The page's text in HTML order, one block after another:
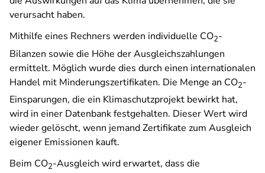
verursacht haben.
Mithilfe eines Rechners werden individuelle CO2-
Bilanzen sowie die Höhe der Ausgleichszahlungen
ermittelt. Möglich wurde dies durch einen internationalen
Handel mit Minderungszertifikaten. Die Menge an CO2-
Einsparungen, die ein Klimaschutzprojekt bewirkt hat,
wird in einer Datenbank festgehalten. Dieser Wert wird
wieder gelöscht, wenn jemand Zertifikate zum Ausgleich
eigener Emissionen kauft.
Beim CO2-Ausgleich wird erwartet, dass die